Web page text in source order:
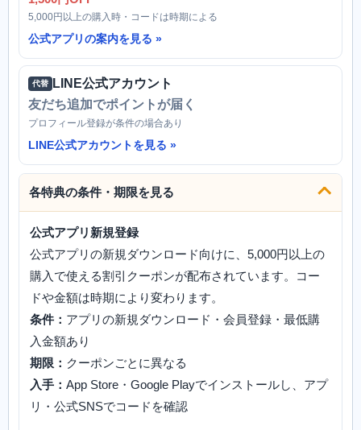
5,000円以上の購入時・コードは時期による
公式アプリの案内を見る
代替
LINE公式アカウント
友だち追加でポイントが届く
プロフィール登録が条件の場合あり
LINE公式アカウントを見る
各特典の条件・期限を見る
公式アプリ新規登録
公式アプリの新規ダウンロード向けに、5,000円以上の
購入で使える割引クーポンが配布されています。コー
ドや金額は時期により変わります。
条件： アプリの新規ダウンロード・会員登録・最低購
入金額あり
期限： クーポンごとに異なる
入手： App Store・Google Playでインストールし、アプ
リ・公式SNSでコードを確認